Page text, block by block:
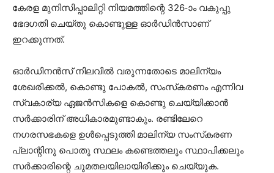
കേരള മുനിസിപ്പാലിറ്റി നിയമത്തിന്റെ 326-ാം വകുപ്പു
ഭേദഗതി ചെയ്തു കൊണ്ടുള്ള ഓര്‍ഡിന്‍സാണ്
ഇറക്കുന്നത്.
ഓര്‍ഡിനന്‍സ് നിലവില്‍ വരുന്നതോടെ മാലിന്യം
ശേഖരിക്കല്‍, കൊണ്ടു പോകല്‍, സംസ്‌കരണം എന്നിവ
സ്വകാര്യ ഏജന്‍സികളെ കൊണ്ടു ചെയ്യിക്കാന്‍
സര്‍ക്കാരിന് അധികാരമുണ്ടാകും. രണ്ടിലേറെ
നഗരസഭകളെ ഉള്‍പ്പെടുത്തി മാലിന്യ സംസ്‌കരണ
പ്ലാന്റിനു പൊതു സ്ഥലം കണ്ടെത്തലും സ്ഥാപിക്കലും
സര്‍ക്കാരിന്റെ ചുമതലയിലായിരിക്കും ചെയ്യുക.